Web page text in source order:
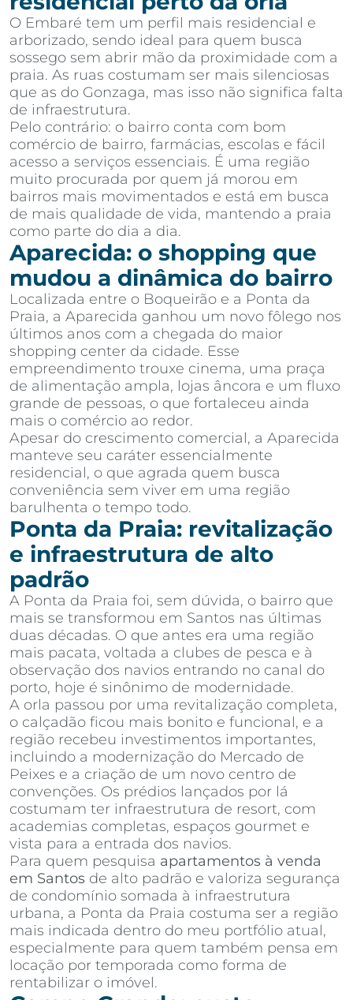
O Embaré tem um perfil mais residencial e
arborizado, sendo ideal para quem busca
sossego sem abrir mão da proximidade com a
praia. As ruas costumam ser mais silenciosas
que as do Gonzaga, mas isso não significa falta
de infraestrutura.
Pelo contrário: o bairro conta com bom
comércio de bairro, farmácias, escolas e fácil
acesso a serviços essenciais. É uma região
muito procurada por quem já morou em
bairros mais movimentados e está em busca
de mais qualidade de vida, mantendo a praia
como parte do dia a dia.
Aparecida: o shopping que
mudou a dinâmica do bairro
Localizada entre o Boqueirão e a Ponta da
Praia, a Aparecida ganhou um novo fôlego nos
últimos anos com a chegada do maior
shopping center da cidade. Esse
empreendimento trouxe cinema, uma praça
de alimentação ampla, lojas âncora e um fluxo
grande de pessoas, o que fortaleceu ainda
mais o comércio ao redor.
Apesar do crescimento comercial, a Aparecida
manteve seu caráter essencialmente
residencial, o que agrada quem busca
conveniência sem viver em uma região
barulhenta o tempo todo.
Ponta da Praia: revitalização
e infraestrutura de alto
padrão
A Ponta da Praia foi, sem dúvida, o bairro que
mais se transformou em Santos nas últimas
duas décadas. O que antes era uma região
mais pacata, voltada a clubes de pesca e à
observação dos navios entrando no canal do
porto, hoje é sinônimo de modernidade.
A orla passou por uma revitalização completa,
o calçadão ficou mais bonito e funcional, e a
região recebeu investimentos importantes,
incluindo a modernização do Mercado de
Peixes e a criação de um novo centro de
convenções. Os prédios lançados por lá
costumam ter infraestrutura de resort, com
academias completas, espaços gourmet e
vista para a entrada dos navios.
Para quem pesquisa apartamentos à venda
em Santos de alto padrão e valoriza segurança
de condomínio somada à infraestrutura
urbana, a Ponta da Praia costuma ser a região
mais indicada dentro do meu portfólio atual,
especialmente para quem também pensa em
locação por temporada como forma de
rentabilizar o imóvel.